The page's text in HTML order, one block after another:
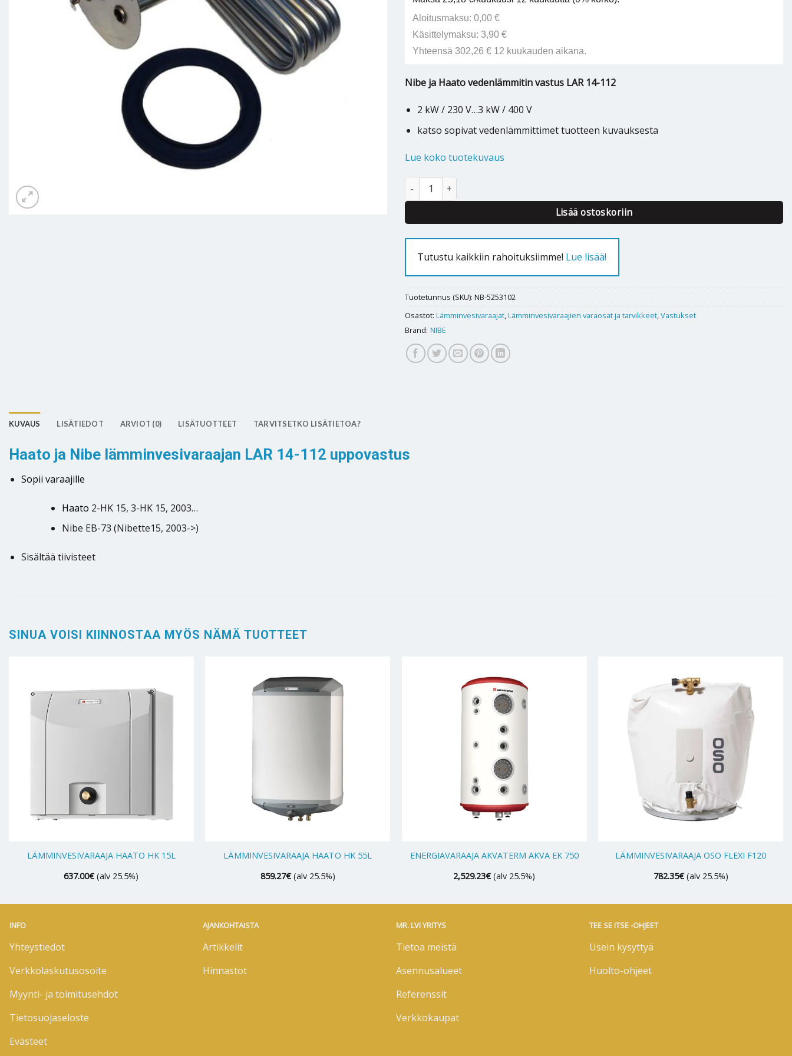
Aloitusmaksu: 0,00 €
Käsittelymaksu: 3,90 €
Yhteensä 302,26 € 12 kuukauden aikana.
Nibe ja Haato vedenlämmitin vastus LAR 14-112
2 kW / 230 V…3 kW / 400 V
katso sopivat vedenlämmittimet tuotteen kuvauksesta
Lue koko tuotekuvaus
Nibe / Haato lämminvesivaraajan vastus LAR 14-112 1/3 kW - 418750 määrä
Lisää ostoskoriin
Tutustu kaikkiin rahoituksiimme! Lue lisää!
Tuotetunnus (SKU): NB-5253102
Osastot: Lämminvesivaraajat,Lämminvesivaraajien varaosat ja tarvikkeet,Vastukset
Brand: NIBE
KUVAUS LISÄTIEDOT ARVIOT (0) LISÄTUOTTEET TARVITSETKO LISÄTIETOA?
Haato ja Nibe lämminvesivaraajan LAR 14-112 uppovastus
Sopii varaajille
Haato 2-HK 15, 3-HK 15, 2003…
Nibe EB-73 (Nibette15, 2003->)
Sisältää tiivisteet
SINUA VOISI KIINNOSTAA MYÖS NÄMÄ TUOTTEET
LÄMMINVESIVARAAJA HAATO HK 15L
637.00€ (alv 25.5%)
LÄMMINVESIVARAAJA HAATO HK 55L
859.27€ (alv 25.5%)
ENERGIAVARAAJA AKVATERM AKVA EK 750
2,529.23€ (alv 25.5%)
LÄMMINVESIVARAAJA OSO FLEXI F120
782.35€ (alv 25.5%)
INFO
Yhteystiedot
Verkkolaskutusosoite
Myynti- ja toimitusehdot
Tietosuojaseloste
Evästeet
AJANKOHTAISTA
Artikkelit
Hinnastot
MR. LVI YRITYS
Tietoa meistä
Asennusalueet
Referenssit
Verkkokaupat
TEE SE ITSE -OHJEET
Usein kysyttyä
Huolto-ohjeet